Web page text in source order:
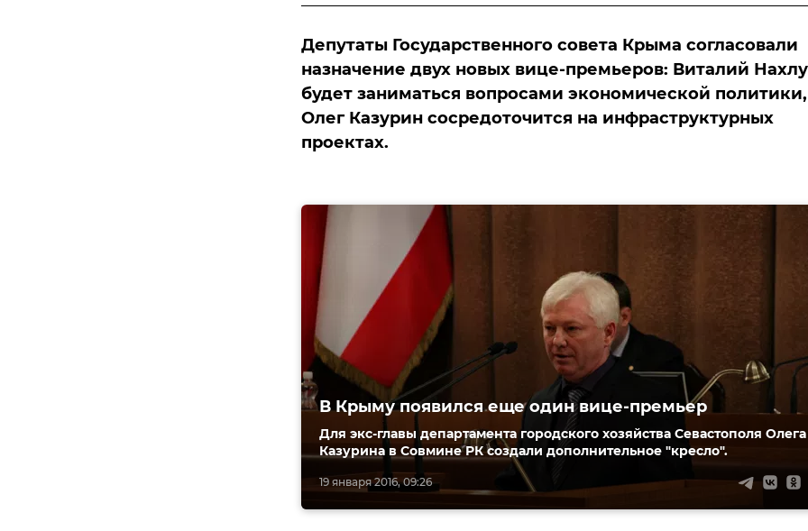
Депутаты Государственного совета Крыма согласовали
назначение двух новых вице-премьеров: Виталий
будет заниматься вопросами экономической
Олег Казурин сосредоточится на инфраструктурных
проектах.
19 января 2016, 09:26
В Крыму появился еще один вице-премьер
Для экс-главы департамента городского хозяйства Севастополя Олега
Казурина в Совмине РК создали дополнительное "кресло".